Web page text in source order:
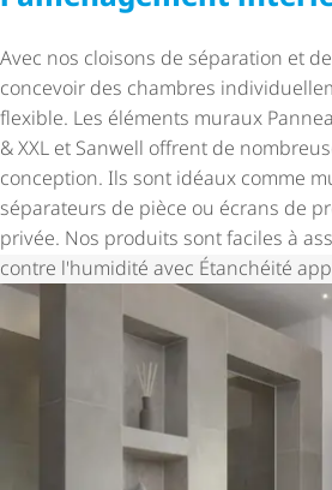
Avec nos cloisons de séparation et
concevoir des chambres
flexible. Les éléments muraux
& XXL et Sanwell offrent de
conception. Ils sont idéaux comme
séparateurs de pièce ou écrans de
privée. Nos produits sont faciles à
contre l'humidité avec Étanchéité